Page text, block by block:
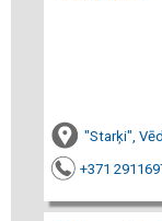
"Starķi",
+371